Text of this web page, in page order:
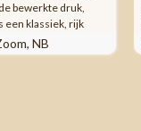
bewerkte druk,
een klassiek, rijk
Het
vanwege de
NB